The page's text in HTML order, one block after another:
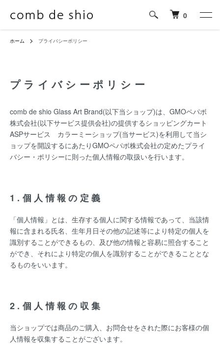
0
ホーム プライバシーポリシー
プライバシーポリシー
comb de shio Glass Art Brand(以下当ショップ)は、 GMOペパボ
株式会社(以下サービス提供会社)の提供するショッピングカート
ASPサービス カラーミーショップ(当サービス)を利用して当シ
ョップを開設するにあたりGMOペパボ株式会社の定めたプライ
バシー・ポリシーに則った個人情報の取扱いを行います。
1.個人情報の定義
「個人情報」とは、生存する個人に関する情報であって、当該情
報に含まれる氏名、生年月日その他の記述等により特定の個人を
識別することができるもの、及び他の情報と容易に照合すること
ができ、それにより特定の個人を識別することができることとな
るものをいいます。
2.個人情報の収集
当ショップでは商品のご購入、お問合せをされた際にお客様の個
人情報を収集することがございます。